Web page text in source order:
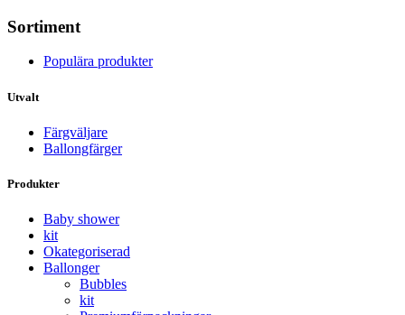
Sortiment
Populära produkter
Utvalt
Färgväljare
Ballongfärger
Produkter
Baby shower
kit
Okategoriserad
Ballonger
Bubbles
kit